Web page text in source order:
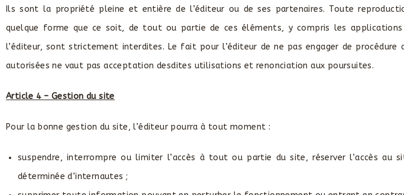
Ils sont la propriété pleine et entière de l’éditeur ou de ses partenaires. Toute
quelque forme que ce soit, de tout ou partie de ces éléments, y compris les
l’éditeur, sont strictement interdites. Le fait pour l’éditeur de ne pas engager de procédure
autorisées ne vaut pas acceptation desdites utilisations et renonciation aux poursuites.
Article 4 – Gestion du site
Pour la bonne gestion du site, l’éditeur pourra à tout moment :
suspendre, interrompre ou limiter l’accès à tout ou partie du site, réserver l’accès au
déterminée d’internautes ;